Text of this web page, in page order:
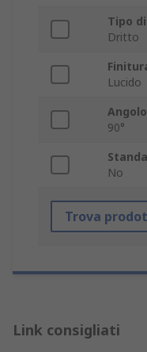
Tipo
Dritto
Lucido
90°
No
Trova
Link consigliati